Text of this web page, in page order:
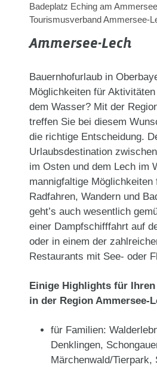
Badeplatz Eching am
Tourismusverband Ammersee-
Ammersee-Lech
Bauernhofurlaub in
Möglichkeiten für
dem Wasser? Mit der
treffen Sie bei diesem
die richtige Entscheidung.
Urlaubsdestination
im Osten und dem Lech im
mannigfaltige
Radfahren, Wandern und
geht’s auch wesentlich
einer Dampfschifffahrt auf
oder in einem der
Restaurants mit See- oder
Einige Highlights für
in der Region Ammersee-
für Familien:
Denklingen,
Märchenwald/Tierpark,